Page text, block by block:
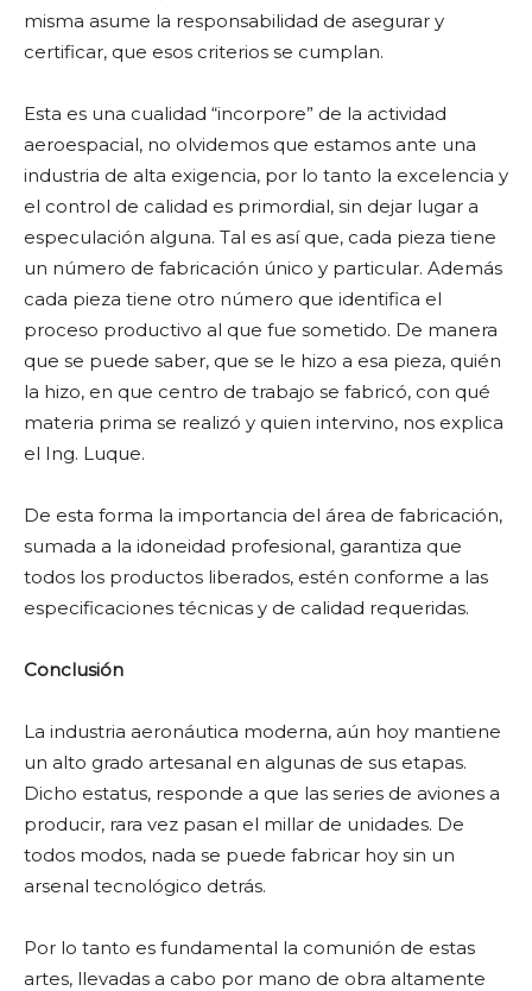
misma asume la responsabilidad de asegurar y
certificar, que esos criterios se cumplan.
Esta es una cualidad “incorpore” de la actividad
aeroespacial, no olvidemos que estamos ante una
industria de alta exigencia, por lo tanto la excelencia y
el control de calidad es primordial, sin dejar lugar a
especulación alguna. Tal es así que, cada pieza tiene
un número de fabricación único y particular. Además
cada pieza tiene otro número que identifica el
proceso productivo al que fue sometido. De manera
que se puede saber, que se le hizo a esa pieza, quién
la hizo, en que centro de trabajo se fabricó, con qué
materia prima se realizó y quien intervino, nos explica
el Ing. Luque.
De esta forma la importancia del área de fabricación,
sumada a la idoneidad profesional, garantiza que
todos los productos liberados, estén conforme a las
especificaciones técnicas y de calidad requeridas.
Conclusión
La industria aeronáutica moderna, aún hoy mantiene
un alto grado artesanal en algunas de sus etapas.
Dicho estatus, responde a que las series de aviones a
producir, rara vez pasan el millar de unidades. De
todos modos, nada se puede fabricar hoy sin un
arsenal tecnológico detrás.
Por lo tanto es fundamental la comunión de estas
artes, llevadas a cabo por mano de obra altamente